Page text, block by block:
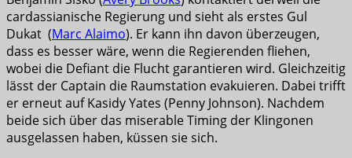
cardassianische Regierung und sieht als erstes Gul
Dukat (Marc Alaimo). Er kann ihn davon überzeugen,
dass es besser wäre, wenn die Regierenden fliehen,
wobei die Defiant die Flucht garantieren wird. Gleichzeitig
lässt der Captain die Raumstation evakuieren. Dabei trifft
er erneut auf Kasidy Yates (Penny Johnson). Nachdem
beide sich über das miserable Timing der Klingonen
ausgelassen haben, küssen sie sich.